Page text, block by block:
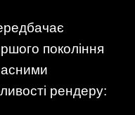
покоління
рендеру: